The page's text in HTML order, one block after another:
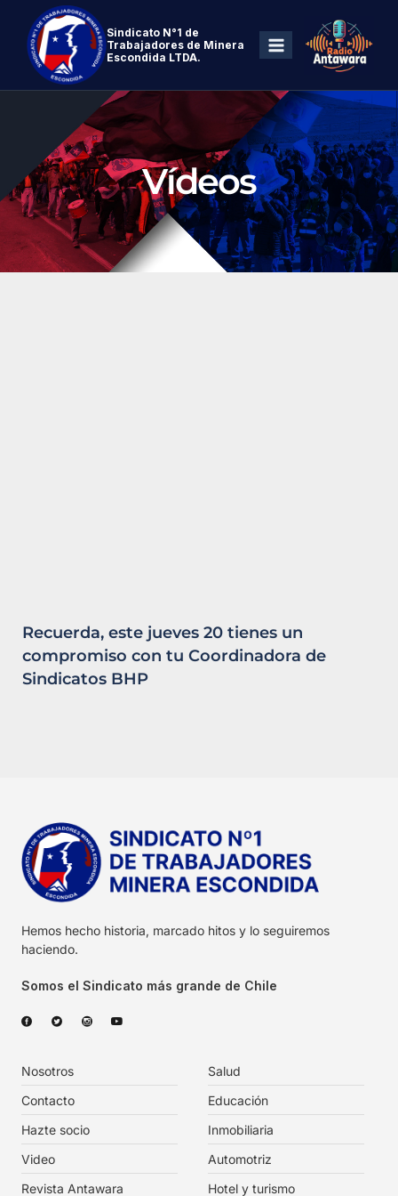
Sindicato N°1 de
Trabajadores de Minera
Escondida LTDA.
Vídeos
Recuerda, este jueves 20 tienes un
compromiso con tu Coordinadora de
Sindicatos BHP
Hemos hecho historia, marcado hitos y lo seguiremos
haciendo.
Somos el Sindicato más grande de Chile
Nosotros
Contacto
Hazte socio
Video
Revista Antawara
Salud
Educación
Inmobiliaria
Automotriz
Hotel y turismo